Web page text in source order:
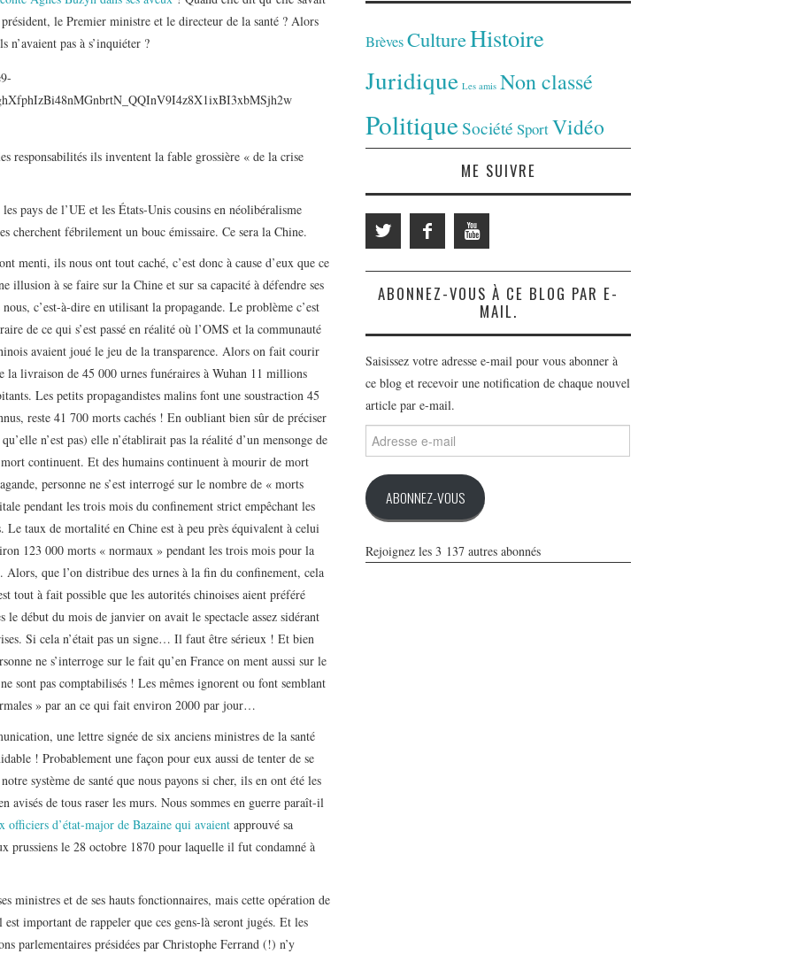
le Premier ministre et le directeur de la santé ? Alors
n’avaient pas à s’inquiéter ?
responsabilités ils inventent la fable grossière « de la crise
pays de l’UE et les États-Unis cousins en néolibéralisme
cherchent fébrilement un bouc émissaire. Ce sera la Chine.
menti, ils nous ont tout caché, c’est donc à cause d’eux que ce
illusion à se faire sur la Chine et sur sa capacité à défendre ses
c’est-à-dire en utilisant la propagande. Le problème c’est
de ce qui s’est passé en réalité où l’OMS et la communauté
avaient joué le jeu de la transparence. Alors on fait courir
la livraison de 45 000 urnes funéraires à Wuhan 11 millions
Les petits propagandistes malins font une soustraction 45
reste 41 700 morts cachés ! En oubliant bien sûr de préciser
n’est pas) elle n’établirait pas la réalité d’un mensonge de
continuent. Et des humains continuent à mourir de mort
personne ne s’est interrogé sur le nombre de « morts
pendant les trois mois du confinement strict empêchant les
taux de mortalité en Chine est à peu près équivalent à celui
123 000 morts « normaux » pendant les trois mois pour la
que l’on distribue des urnes à la fin du confinement, cela
tout à fait possible que les autorités chinoises aient préféré
le début du mois de janvier on avait le spectacle assez sidérant
Si cela n’était pas un signe… Il faut être sérieux ! Et bien
ne s’interroge sur le fait qu’en France on ment aussi sur le
sont pas comptabilisés ! Les mêmes ignorent ou font semblant
» par an ce qui fait environ 2000 par jour…
une lettre signée de six anciens ministres de la santé
! Probablement une façon pour eux aussi de tenter de se
système de santé que nous payons si cher, ils en ont été les
avisés de tous raser les murs. Nous sommes en guerre paraît-il
officiers d’état-major de Bazaine qui avaient approuvé sa
prussiens le 28 octobre 1870 pour laquelle il fut condamné à
ministres et de ses hauts fonctionnaires, mais cette opération de
important de rappeler que ces gens-là seront jugés. Et les
parlementaires présidées par Christophe Ferrand (!) n’y
BrèvesCultureHistoire
Juridique Les amis Non classé
PolitiqueSociété SportVidéo
ME SUIVRE
ABONNEZ-VOUS À CE BLOG PAR E-
MAIL.
Saisissez votre adresse e-mail pour vous abonner à
ce blog et recevoir une notification de chaque nouvel
article par e-mail.
Adresse
e-
ABONNEZ-VOUS
Rejoignez les 3 137 autres abonnés